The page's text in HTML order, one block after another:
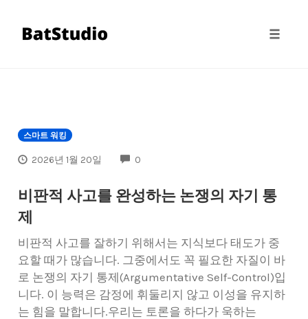
스마트 워킹
2026년 1월 20일 0
비판적 사고를 완성하는 논쟁의 자기 통
제
비판적 사고를 잘하기 위해서는 지식보다 태도가 중
요할 때가 많습니다. 그중에서도 꼭 필요한 자질이 바
로 논쟁의 자기 통제(Argumentative Self-Control)입
니다. 이 능력은 감정에 휘둘리지 않고 이성을 유지하
는 힘을 말합니다.우리는 토론을 하다가 욱하는